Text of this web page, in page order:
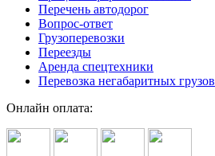
Перечень автодорог
Вопрос-ответ
Грузоперевозки
Переезды
Аренда спецтехники
Перевозка негабаритных грузов
Онлайн оплата: